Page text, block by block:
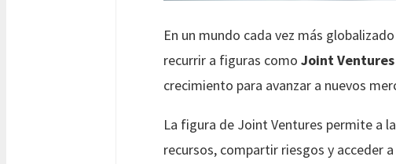
En un mundo cada vez más
recurrir a figuras como Joint Ventures
crecimiento para avanzar a nuevos
La figura de Joint Ventures permite a
recursos, compartir riesgos y acceder